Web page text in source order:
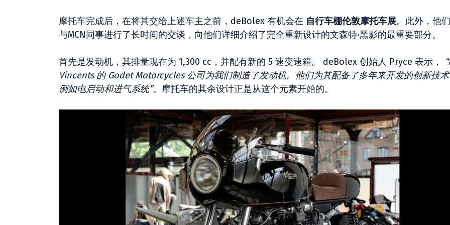
摩托车完成后，在将其交给上述车主之前，deBolex 有机会在 自行车棚伦敦摩托车展。此外，他
与MCN同事进行了长时间的交谈，向他们详细介绍了完全重新设计的文森特·黑影的最重要部分。
首先是发动机，其排量现在为 1,300 cc，并配有新的 5 速变速箱。 deBolex 创始人 Pryce 表示，
Vincents 的 Godet Motorcycles 公司为我们制造了发动机。他们为其配备了多年来开发的创新技术
例如电启动和进气系统”。摩托车的其余设计正是从这个元素开始的。